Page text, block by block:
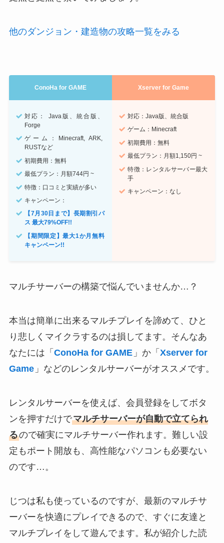
他のダンジョン・建造物の攻略一覧をみる
ConoHa for GAME Xserver for Game
対応： Java版、統合版、
Forge
ゲーム：Minecraft, ARK,
RUSTなど
初期費用：無料
最低プラン：月額744円 ~
特徴：口コミと実績が多い
キャンペーン：
【7月30日まで】長期割引パ
ス 最大79%OFF!!
【期間限定】最大1か月無料
キャンペーン!!
対応：Java版、統合版
ゲーム：Minecraft
初期費用：無料
最低プラン：月額1,150円 ~
特徴：レンタルサーバー最大
手
キャンペーン：なし
マルチサーバーの構築で悩んでいませんか…？
本当は簡単に出来るマルチプレイを諦めて、ひと
り悲しくマイクラするのは損してます。そんなあ
なたには「 ConoHa for GAME 」か「 Xserver for
Game 」などのレンタルサーバーがオススメです。
レンタルサーバーを使えば、会員登録をしてボタ
ンを押すだけでマルチサーバーが自動で立てられ
るので確実にマルチサーバー作れます。難しい設
定もポート開放も、高性能なパソコンも必要ない
のです…。
じつは私も使っているのですが、最新のマルチサ
ーバーを快適にプレイできるので、すぐに友達と
マルチプレイをして遊んでます。私が紹介した読